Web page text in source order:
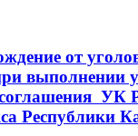
от
выполнении
соглашения УК
Республики